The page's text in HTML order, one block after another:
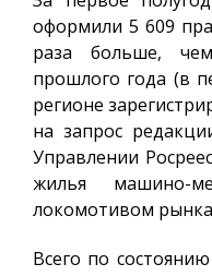
оформили 5 609
раза больше,
прошлого года (в
регионе
на запрос
Управлении
жилья машино-
локомотивом
Всего по